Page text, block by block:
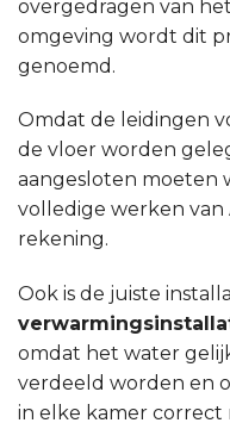
overgedragen van
omgeving wordt dit
genoemd.
Omdat de leidingen
de vloer worden
aangesloten moeten
volledige werken van
rekening.
Ook is de juiste
omdat het water
verdeeld worden en
in elke kamer correct